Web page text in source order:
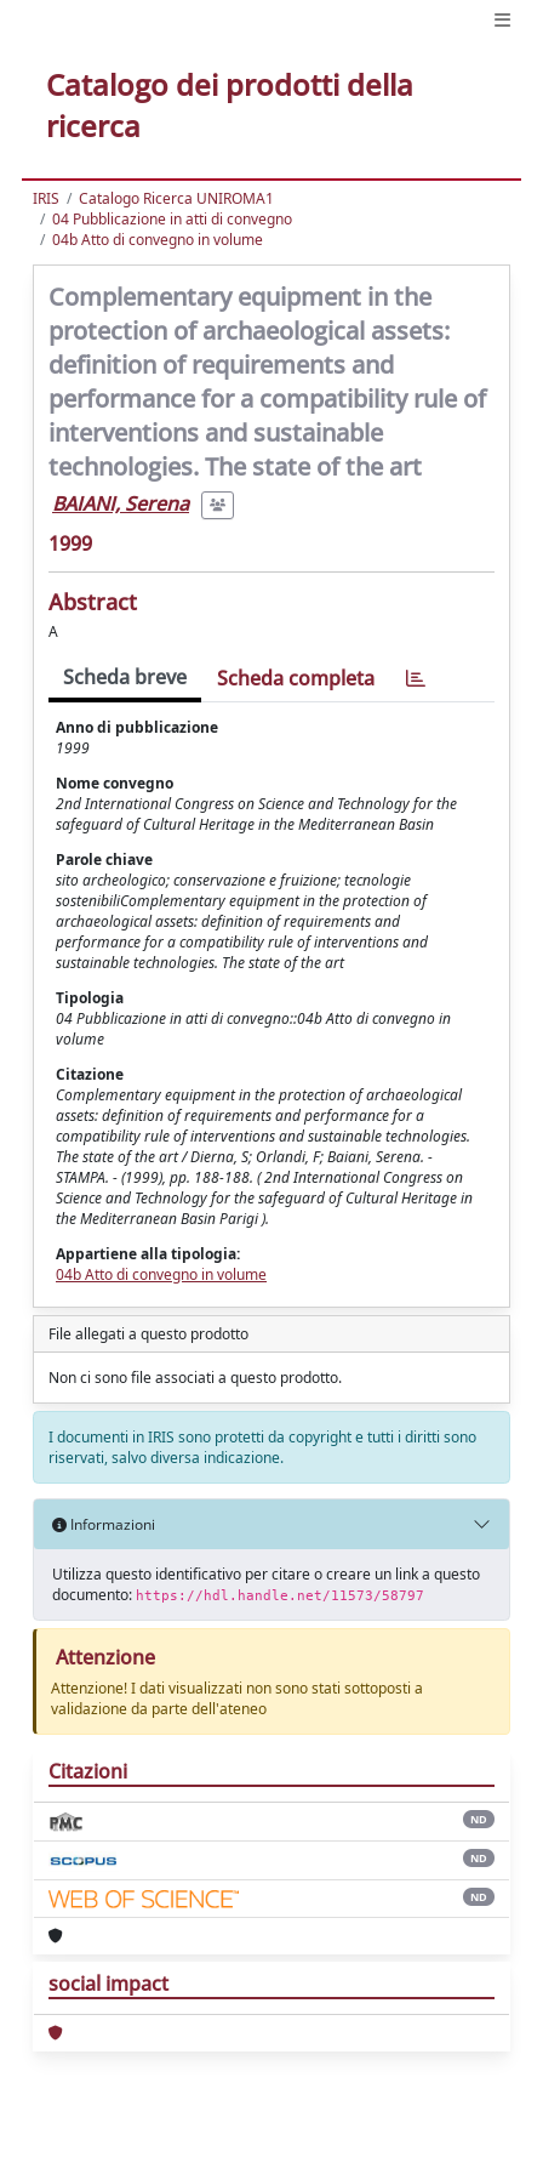
Catalogo dei prodotti della
ricerca
IRIS
Catalogo Ricerca UNIROMA1
04 Pubblicazione in atti di convegno
04b Atto di convegno in volume
Complementary equipment in the
protection of archaeological assets:
definition of requirements and
performance for a compatibility rule of
interventions and sustainable
technologies. The state of the art
BAIANI, Serena
1999
Abstract
A
Scheda breve Scheda completa
Anno di pubblicazione
1999
Nome convegno
2nd International Congress on Science and Technology for the
safeguard of Cultural Heritage in the Mediterranean Basin
Parole chiave
sito archeologico; conservazione e fruizione; tecnologie
sostenibiliComplementary equipment in the protection of
archaeological assets: definition of requirements and
performance for a compatibility rule of interventions and
sustainable technologies. The state of the art
Tipologia
04 Pubblicazione in atti di convegno::04b Atto di convegno in
volume
Citazione
Complementary equipment in the protection of archaeological
assets: definition of requirements and performance for a
compatibility rule of interventions and sustainable technologies.
The state of the art / Dierna, S; Orlandi, F; Baiani, Serena. -
STAMPA. - (1999), pp. 188-188. ( 2nd International Congress on
Science and Technology for the safeguard of Cultural Heritage in
the Mediterranean Basin Parigi ).
Appartiene alla tipologia:
04b Atto di convegno in volume
File allegati a questo prodotto
Non ci sono file associati a questo prodotto.
I documenti in IRIS sono protetti da copyright e tutti i diritti sono
riservati, salvo diversa indicazione.
Informazioni
Utilizza questo identificativo per citare o creare un link a questo
documento: https://hdl.handle.net/11573/58797
Attenzione
Attenzione! I dati visualizzati non sono stati sottoposti a
validazione da parte dell'ateneo
Citazioni
ND
ND
ND
social impact